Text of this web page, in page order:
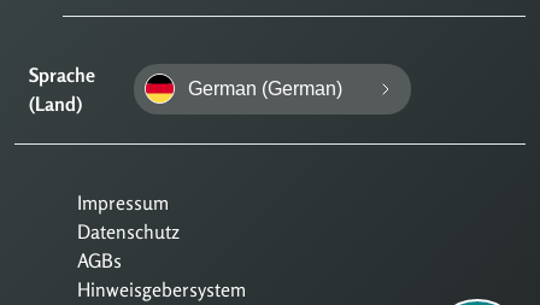
Sprache
(Land)
German (German)
Impressum
Datenschutz
AGBs
Hinweisgebersystem